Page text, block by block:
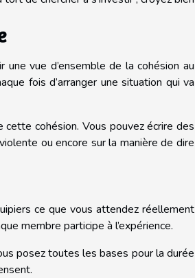
vue d’ensemble de la cohésion au
fois d’arranger une situation qui va
cette cohésion. Vous pouvez écrire des
ou encore sur la manière de dire
ce que vous attendez réellement
membre participe à l’expérience.
posez toutes les bases pour la durée